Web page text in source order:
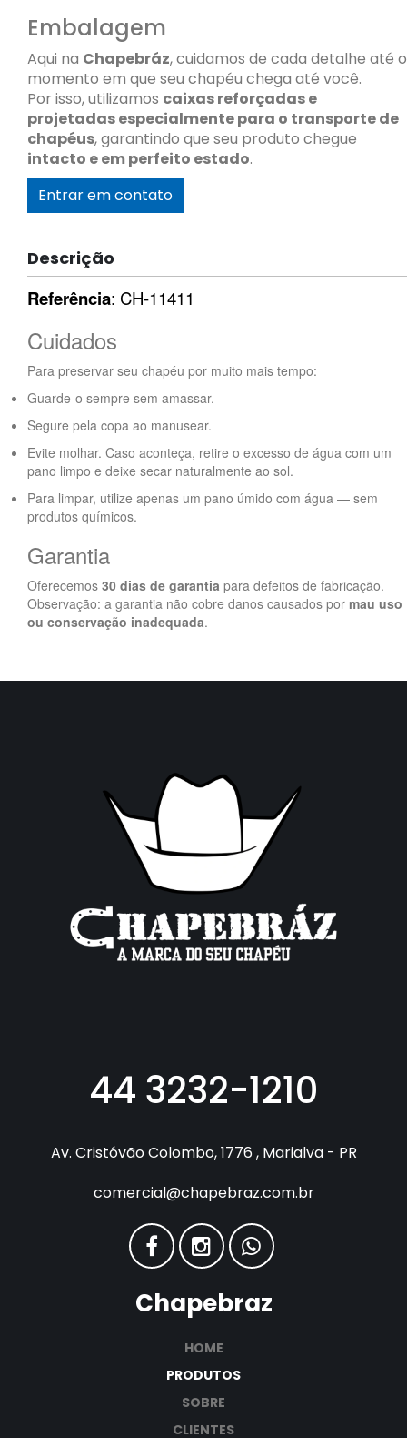
Embalagem
Aqui na Chapebráz, cuidamos de cada detalhe até o
momento em que seu chapéu chega até você.
Por isso, utilizamos caixas reforçadas e
projetadas especialmente para o transporte de
chapéus, garantindo que seu produto chegue
intacto e em perfeito estado.
Entrar em contato
Descrição
Referência: CH-11411
Cuidados
Para preservar seu chapéu por muito mais tempo:
Guarde-o sempre sem amassar.
Segure pela copa ao manusear.
Evite molhar. Caso aconteça, retire o excesso de água com um
pano limpo e deixe secar naturalmente ao sol.
Para limpar, utilize apenas um pano úmido com água — sem
produtos químicos.
Garantia
Oferecemos 30 dias de garantia para defeitos de fabricação.
Observação: a garantia não cobre danos causados por mau uso
ou conservação inadequada.
44 3232-1210
Av. Cristóvão Colombo, 1776 , Marialva - PR
comercial@chapebraz.com.br
Chapebraz
HOME
PRODUTOS
SOBRE
CLIENTES